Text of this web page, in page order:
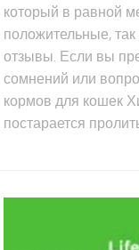
который в равной
положительные,
отзывы. Если вы
сомнений или
кормов для кошек
постарается